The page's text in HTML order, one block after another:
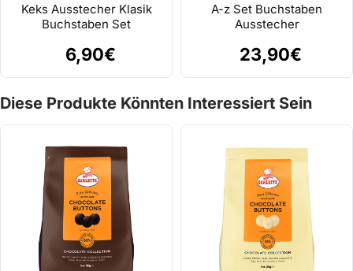
Keks Ausstecher Klasik
Buchstaben Set
6,90€
A-z Set Buchstaben
Ausstecher
23,90€
Diese Produkte Könnten Interessiert Sein